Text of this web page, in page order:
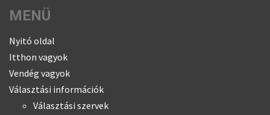
MENÜ
Nyitó oldal
Itthon vagyok
Vendég vagyok
Választási információk
Választási szervek